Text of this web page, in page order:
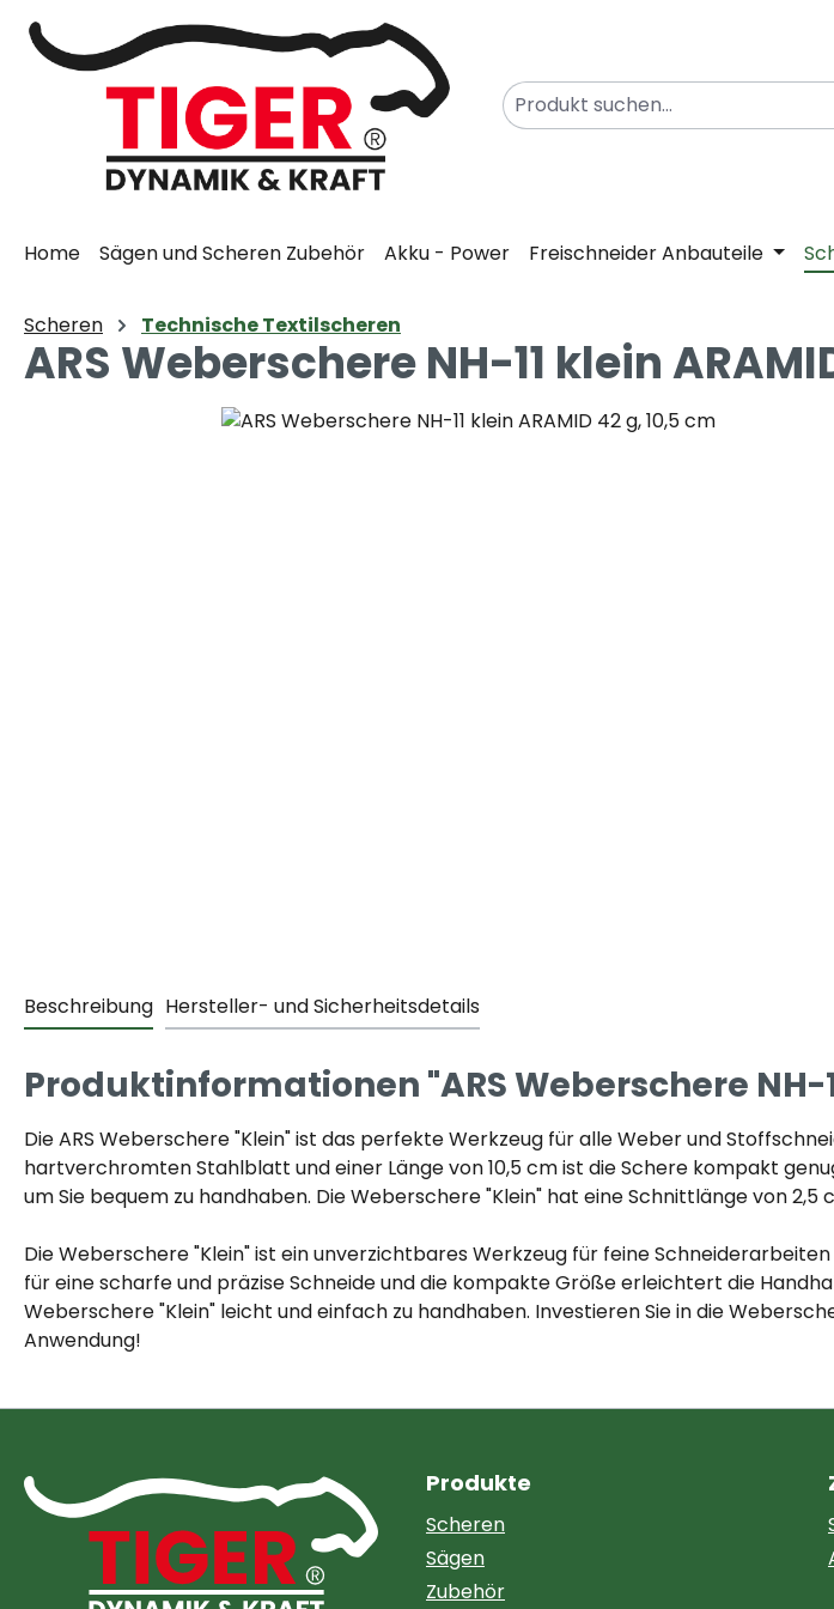
Hauptinhalt springen
Zur Suche springen
Zur Hauptnavigation springen
Home Sägen und Scheren Zubehör Akku - Power Freischneider Anbauteile
Scheren Technische Textilscheren
ARS Weberschere NH-11 klein
Bildergalerie überspringen
Beschreibung Hersteller- und Sicherheitsdetails
Produktinformationen "ARS Weberschere NH-
Die ARS Weberschere "Klein" ist das perfekte Werkzeug für alle Weber und
hartverchromten Stahlblatt und einer Länge von 10,5 cm ist die Schere kompakt
um Sie bequem zu handhaben. Die Weberschere "Klein" hat eine Schnittlänge von 2,5
Die Weberschere "Klein" ist ein unverzichtbares Werkzeug für feine
für eine scharfe und präzise Schneide und die kompakte Größe erleichtert die
Weberschere "Klein" leicht und einfach zu handhaben. Investieren Sie in die
Anwendung!
Produkte
Scheren
Sägen
Zubehör